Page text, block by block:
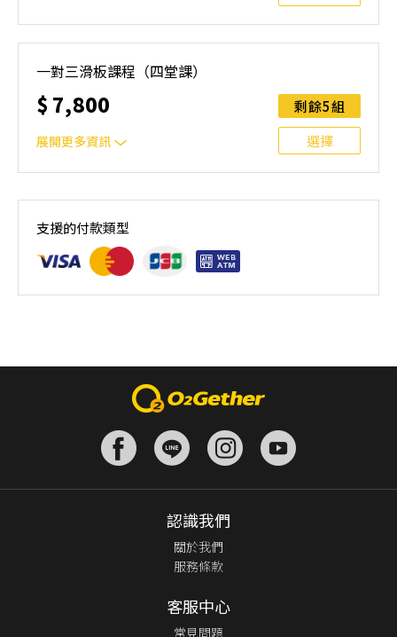
一對三滑板課程（四堂課）
$ 7,800
展開更多資訊
剩餘5組
選擇
一堂課/小時，報名成功可討論上課時間，需自行揪團
支援的付款類型
認識我們
關於我們
服務條款
客服中心
常見問題